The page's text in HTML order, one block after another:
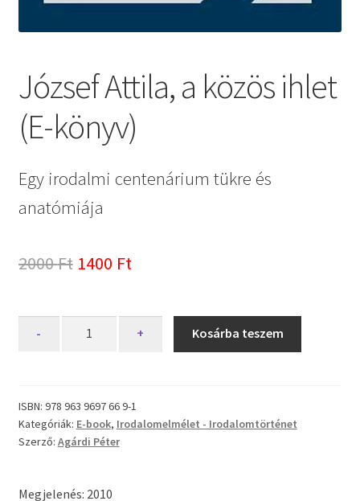
József Attila, a közös ihlet
(E-könyv)
Egy irodalmi centenárium tükre és
anatómiája
2000Ft Original
was:
1400 FtCurrent
is:
1400 Ft.
-
ihlet
(E-
könyv)
+ Kosárba teszem
ISBN: 978 963 9697 66 9-1
Kategóriák: E-book, Irodalomelmélet - Irodalomtörténet
Szerző: Agárdi Péter
Megjelenés: 2010